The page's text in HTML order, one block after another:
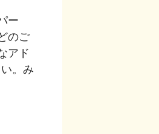
ー
のご
アド
。み